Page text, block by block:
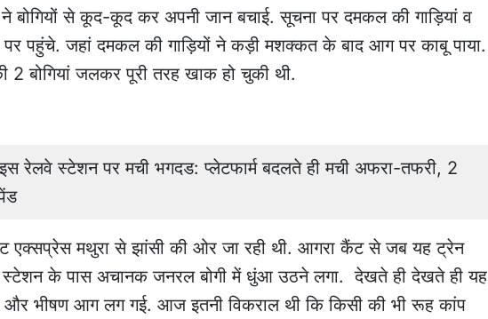
बोगियों से कूद-कूद कर अपनी जान बचाई. सूचना पर दमकल की गाड़ियां व
पहुंचे. जहां दमकल की गाड़ियों ने कड़ी मशक्कत के बाद आग पर काबू पाया.
बोगियां जलकर पूरी तरह खाक हो चुकी थी.
रेलवे स्टेशन पर मची भगदड: प्लेटफार्म बदलते ही मची अफरा-तफरी, 2
एक्सप्रेस मथुरा से झांसी की ओर जा रही थी. आगरा कैंट से जब यह ट्रेन
स्टेशन के पास अचानक जनरल बोगी में धुंआ उठने लगा. देखते ही देखते ही यह
भीषण आग लग गई. आज इतनी विकराल थी कि किसी की भी रूह कांप